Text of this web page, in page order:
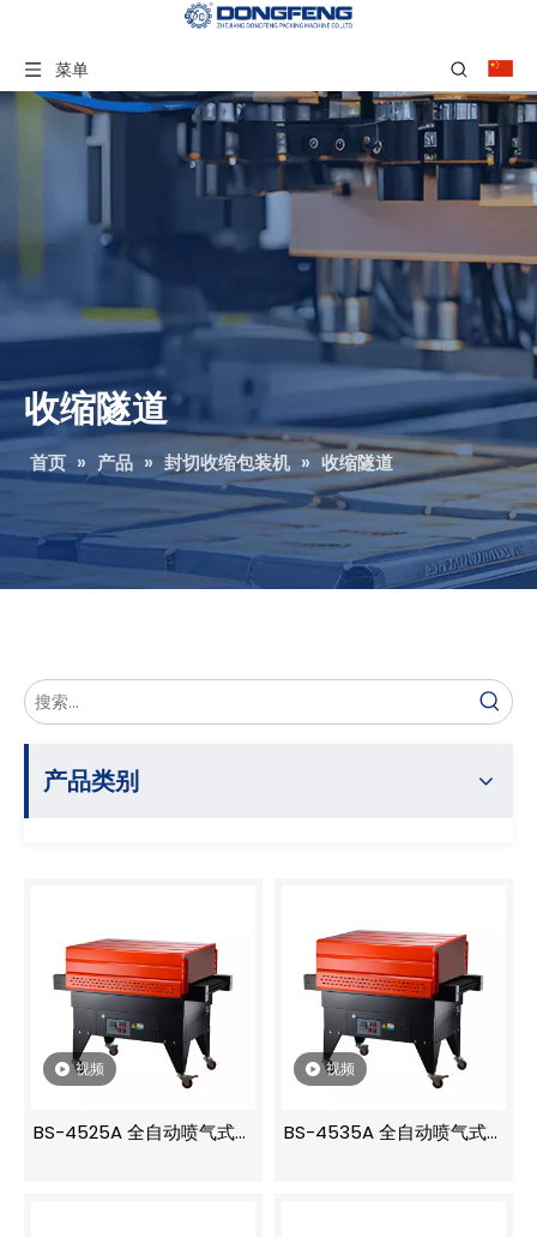
菜单
收缩隧道
首页 » 产品 » 封切收缩包装机 » 收缩隧道
产品类别
视频
BS-4525A 全自动喷气式内
视频
BS-4535A 全自动喷气式内